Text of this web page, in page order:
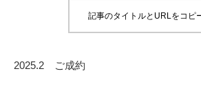
記事のタイトルとURLをコピ
2025.2 ご成約